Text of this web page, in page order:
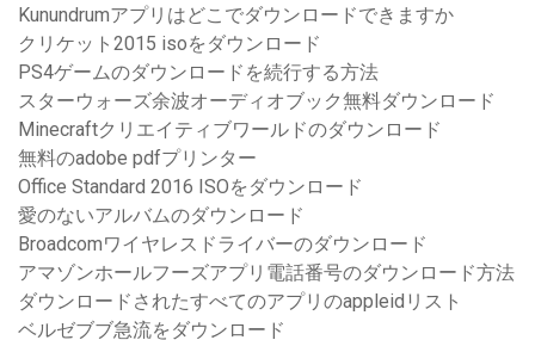
Kunundrumアプリはどこでダウンロードできますか
クリケット2015 isoをダウンロード
PS4ゲームのダウンロードを続行する方法
スターウォーズ余波オーディオブック無料ダウンロード
Minecraftクリエイティブワールドのダウンロード
無料のadobe pdfプリンター
Office Standard 2016 ISOをダウンロード
愛のないアルバムのダウンロード
Broadcomワイヤレスドライバーのダウンロード
アマゾンホールフーズアプリ電話番号のダウンロード方法
ダウンロードされたすべてのアプリのappleidリスト
ベルゼブブ急流をダウンロード